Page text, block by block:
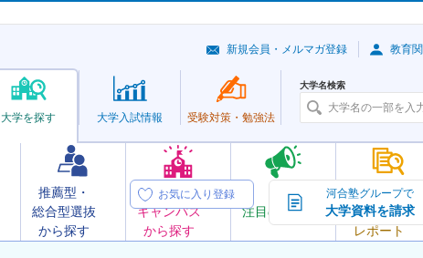
大学を探す
推薦型・
総合型選抜
から探す
オープン
キャンパス
から探す
注目の大学
大学の今
トピック＆
レポート
大学入試情報 受験対策・ 勉強法
大学名検索
新規会員・メルマガ登録 教育
お気に入り登録 河合塾グループで
大学資料を請求